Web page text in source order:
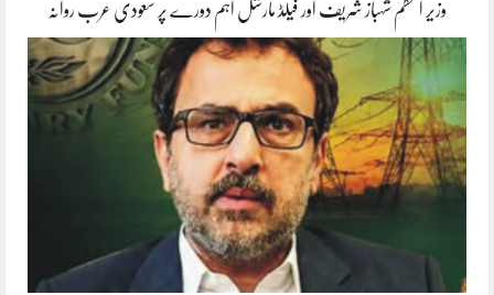
وزیر اعظم شہباز شریف اور فیلڈ مارشل اہم دورے پر سعودی عرب روانہ